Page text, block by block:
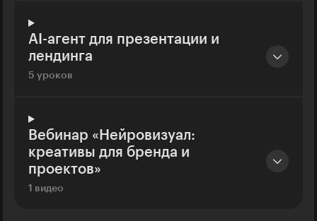
AI-агент для презентации и
лендинга
5 уроков
Вебинар «Нейровизуал:
креативы для бренда и
проектов»
1 видео